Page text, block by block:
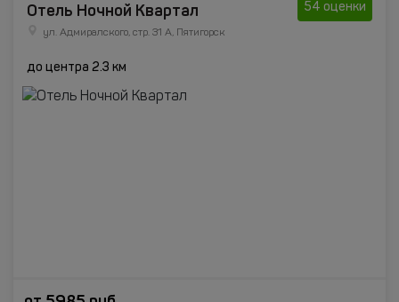
54 оценки
Отель Ночной Квартал
ул. Адмиралского, стр. 31 А, Пятигорск
до центра 2.3 км